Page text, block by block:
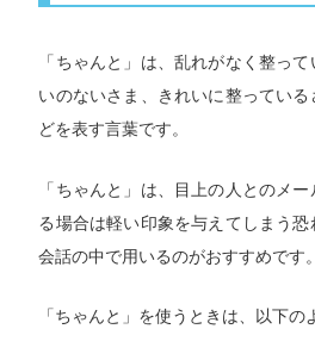
「ちゃんと」は、乱れがなく整っ
いのないさま、きれいに整ってい
どを表す言葉です。
「ちゃんと」は、目上の人とのメ
る場合は軽い印象を与えてしまう
会話の中で用いるのがおすすめです。
「ちゃんと」を使うときは、以下の